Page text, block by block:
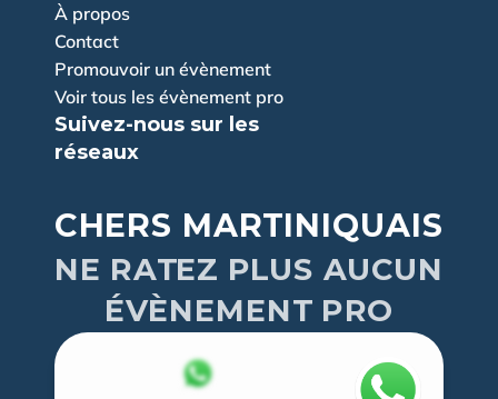
À propos
Contact
Promouvoir un évènement
Voir tous les évènement pro
Suivez-nous sur les
réseaux
CHERS MARTINIQUAIS
NE RATEZ PLUS AUCUN
ÉVÈNEMENT PRO